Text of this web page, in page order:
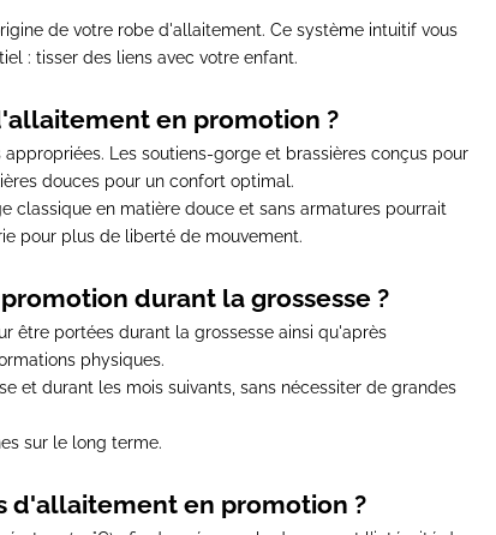
de votre robe d'allaitement. Ce système intuitif vous
: tisser des liens avec votre enfant.
en promotion ?
Les soutiens-gorge et brassières conçus pour
douces pour un confort optimal.
classique en matière douce et sans armatures pourrait
pour plus de liberté de mouvement.
durant la grossesse ?
être portées durant la grossesse ainsi qu'après
physiques.
et durant les mois suivants, sans nécessiter de grandes
sur le long terme.
d'allaitement en promotion ?